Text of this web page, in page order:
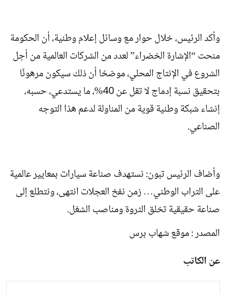
وأكد الرئيس، خلال حوار مع وسائل إعلام وطنية، أن الحكومة
منحت “الإشارة الخضراء” لعدد من الشركات العالمية من أجل
الشروع في الإنتاج المحلي، موضحًا أن ذلك سيكون مرهونًا
بتحقيق نسبة إدماج لا تقل عن 40%، ما يستدعي، حسبه،
إنشاء شبكة وطنية قوية من المناولة لدعم هذا التوجه
الصناعي.
وأضاف الرئيس تبون: نستهدف صناعة سيارات بمعايير عالمية
على التراب الوطني… زمن نفخ العجلات انتهى، ونتطلع إلى
صناعة حقيقية تخلق الثروة ومناصب الشغل.
المصدر : موقع شهاب برس
عن الكاتب